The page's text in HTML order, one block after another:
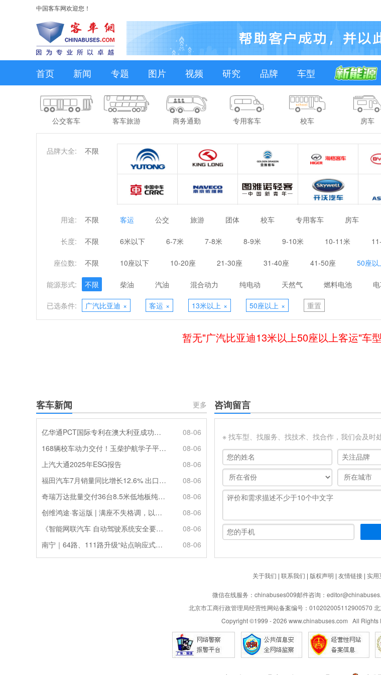
中国客车网欢迎您！
首页 新闻 专题 图片 视频 研究 品牌 车型
公交客车 客车旅游 商务通勤 专用客车 校车 房车
品牌大全: 不限
用途: 不限 客运 公交 旅游 团体 校车 专用客车 房车
长度: 不限 6米以下 6-7米 7-8米 8-9米 9-10米 10-11米
座位数: 不限 10座以下 10-20座 21-30座 31-40座 41-50座 50座以
能源形式: 不限 柴油 汽油 混合动力 纯电动 天然气 燃料电池
已选条件: 广汽比亚迪 × 客运 × 13米以上 × 50座以上 × 重置
暂无"广汽比亚迪13米以上50座以上客运"车
客车新闻 更多
亿华通PCT国际专利在澳大利亚成功授权
08-06
168辆校车动力交付！玉柴护航学子平安出行
08-06
上汽大通2025年ESG报告
08-06
福田汽车7月销量同比增长12.6% 出口劲增90.7%
08-06
奇瑞万达批量交付36台8.5米低地板纯电公交
08-06
创维鸿途·客运版 | 满座不失格调，以舒适定义移动会客厅
08-06
《智能网联汽车 自动驾驶系统安全要求》强制性国家标准正式发布！
08-06
南宁｜64路、111路升级“站点响应式停靠”
08-06
咨询留言
※ 找车型、找服务、找技术、找合作，我们会及时
关于我们 | 联系我们 | 版权声明 | 友情链接| 实用
微信在线服务：chinabuses009邮件咨询：
北京市工商行政管理局经营性网站备案编号：010202005112900570
Copyright ©1999 -2026 www.chinabuses.com All Rights